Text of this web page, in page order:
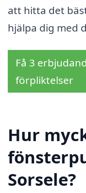
att hitta det
hjälpa dig med
Få 3
förpliktelser
Hur
Sorsele?